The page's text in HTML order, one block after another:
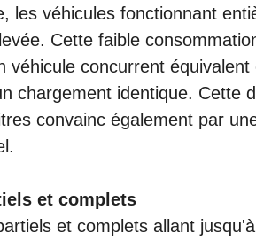
les véhicules fonctionnant
Cette faible
véhicule concurrent
chargement identique. Cette
convainc également par
et complets
et complets allant